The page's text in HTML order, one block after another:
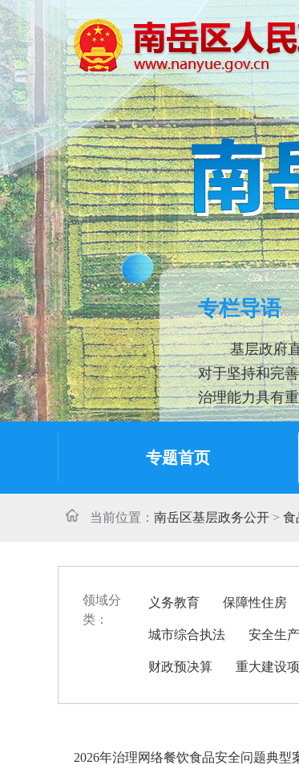
专栏导语
基层政府直接
对于坚持和完
治理能力具有
专题首页
当前位置： 南岳区基层政务公开 > 食
领域分
类：
义务教育 保障性住房
城市综合执法 安全生产
财政预决算 重大建设
2026年治理网络餐饮食品安全问题典型